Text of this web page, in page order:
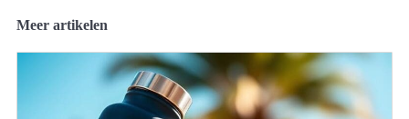
Meer artikelen